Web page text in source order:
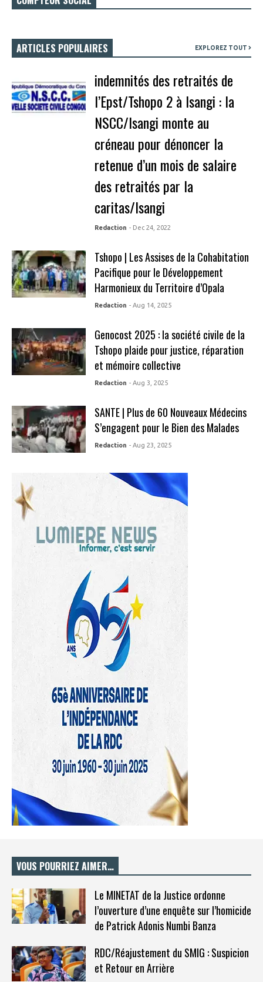
ARTICLES POPULAIRES EXPLOREZ TOUT
indemnités des retraités de
l’Epst/Tshopo 2 à Isangi : la
NSCC/Isangi monte au
créneau pour dénoncer la
retenue d’un mois de salaire
des retraités par la
caritas/Isangi
Redaction - Dec 24, 2022
Tshopo | Les Assises de la Cohabitation
Pacifique pour le Développement
Harmonieux du Territoire d’Opala
Redaction - Aug 14, 2025
Genocost 2025 : la société civile de la
Tshopo plaide pour justice, réparation
et mémoire collective
Redaction - Aug 3, 2025
SANTE | Plus de 60 Nouveaux Médecins
S’engagent pour le Bien des Malades
Redaction - Aug 23, 2025
VOUS POURRIEZ AIMER…
Le MINETAT de la Justice ordonne
l’ouverture d’une enquête sur l’homicide
de Patrick Adonis Numbi Banza
RDC/Réajustement du SMIG : Suspicion
et Retour en Arrière